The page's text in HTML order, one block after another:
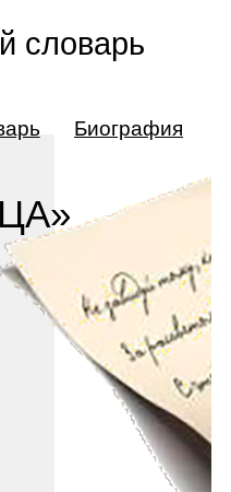
словарь
Биография